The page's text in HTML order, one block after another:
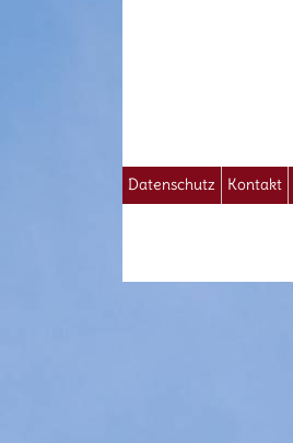
Datenschutz Kontakt